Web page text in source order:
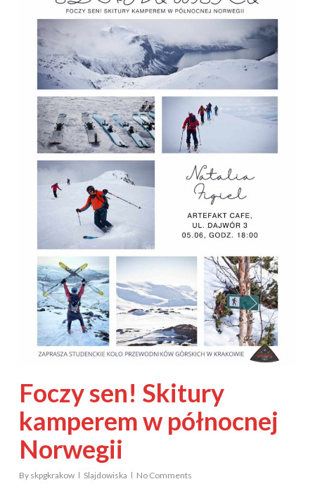
Foczy sen! Skitury
kamperem w północnej
Norwegii
By skpgkrakow Slajdowiska No Comments